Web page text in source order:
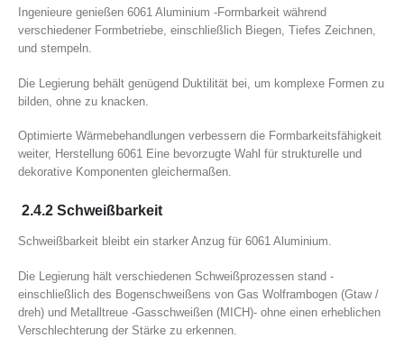
Ingenieure genießen 6061 Aluminium -Formbarkeit während
verschiedener Formbetriebe, einschließlich Biegen, Tiefes Zeichnen,
und stempeln.
Die Legierung behält genügend Duktilität bei, um komplexe Formen zu
bilden, ohne zu knacken.
Optimierte Wärmebehandlungen verbessern die Formbarkeitsfähigkeit
weiter, Herstellung 6061 Eine bevorzugte Wahl für strukturelle und
dekorative Komponenten gleichermaßen.
2.4.2 Schweißbarkeit
Schweißbarkeit bleibt ein starker Anzug für 6061 Aluminium.
Die Legierung hält verschiedenen Schweißprozessen stand -
einschließlich des Bogenschweißens von Gas Wolframbogen (Gtaw /
dreh) und Metalltreue -Gasschweißen (MICH)- ohne einen erheblichen
Verschlechterung der Stärke zu erkennen.